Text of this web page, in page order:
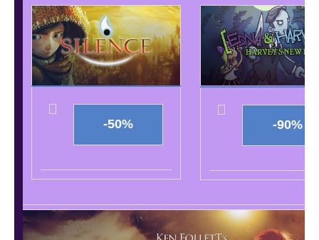
-50% -90%